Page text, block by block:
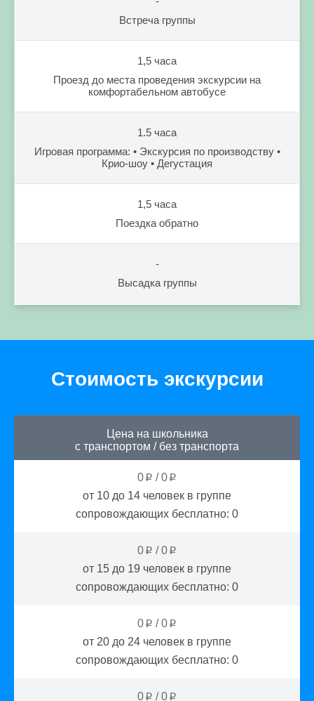
Встреча группы
1,5 часа
Проезд до места проведения экскурсии на
комфортабельном автобусе
1.5 часа
Игровая программа: • Экскурсия по производству •
Крио-шоу • Дегустация
1,5 часа
Поездка обратно
-
Высадка группы
Стоимость экскурсии
Цена на школьника
с транспортом / без транспорта
0 p /0 p
от 10 до 14 человек в группе
сопровождающих бесплатно: 0
0 p /0 p
от 15 до 19 человек в группе
сопровождающих бесплатно: 0
0 p /0 p
от 20 до 24 человек в группе
сопровождающих бесплатно: 0
0 p /0 p